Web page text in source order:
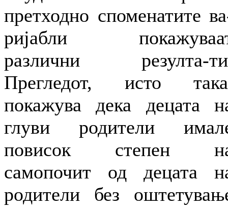
претходно споменатите
ријабли
различни резулта-
Прегледот, исто
покажува дека децата
глуви родители
повисок степен
самопочит од децата
родители без